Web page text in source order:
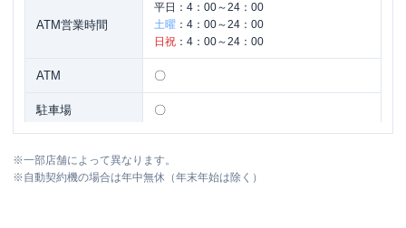
ATM営業時間
平日： 4：00～24：00
土曜 ： 4：00～24：00
日祝 ： 4：00～24：00
ATM 〇
駐車場 〇
※一部店舗によって異なります。
※自動契約機の場合は年中無休（年末年始は除く）